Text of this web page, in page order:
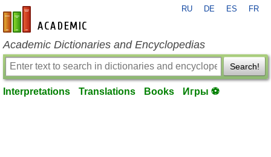
en-academic.com
RU DE ES FR
Academic Dictionaries and Encyclopedias
Search!
Interpretations Translations Books Игры ⚽